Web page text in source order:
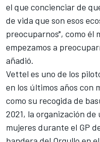
el que concienciar de
de vida que son esos
preocuparnos", como él
empezamos a
añadió.
Vettel es uno de los
en los últimos años con
como su recogida de
2021, la organización de
mujeres durante el GP